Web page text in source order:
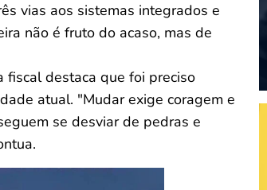
vias aos sistemas integrados e
não é fruto do acaso, mas de
fiscal destaca que foi preciso
atual. "Mudar exige coragem e
se desviar de pedras e